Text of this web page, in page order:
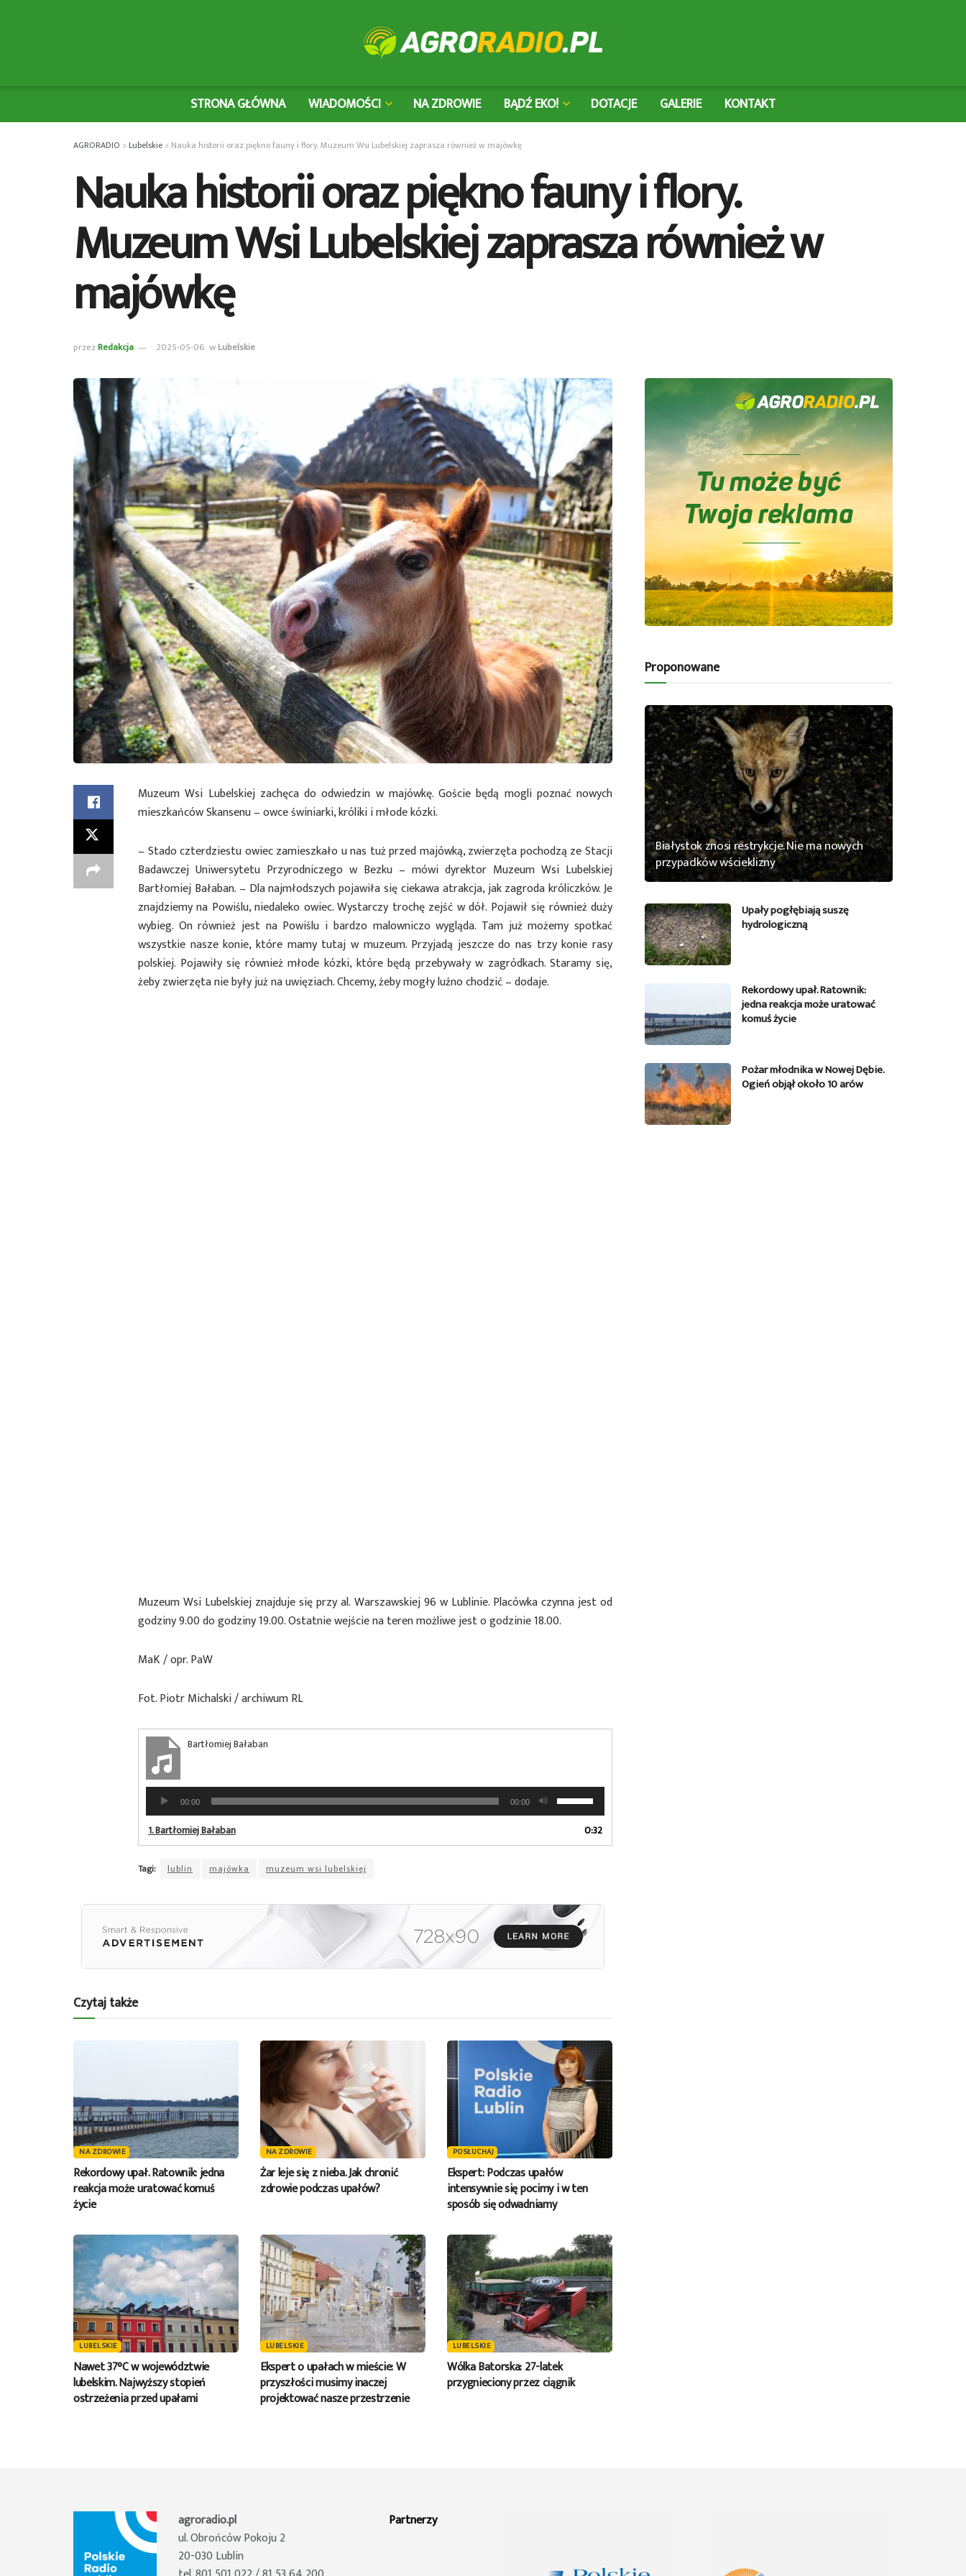
STRONA GŁÓWNA WIADOMOŚCI NA ZDROWIE BĄDŹ EKO! DOTACJE GALERIE KONTAKT
AGRORADIO >Lubelskie > Nauka historii oraz piękno fauny i flory. Muzeum Wsi Lubelskiej zaprasza również w majówkę
Nauka historii oraz piękno fauny i flory.
Muzeum Wsi Lubelskiej zaprasza również w
majówkę
przezRedakcja 2025-05-06 wLubelskie
Muzeum Wsi Lubelskiej zachęca do odwiedzin w majówkę. Goście będą mogli poznać nowych
mieszkańców Skansenu – owce świniarki, króliki i młode kózki.
– Stado czterdziestu owiec zamieszkało u nas tuż przed majówką, zwierzęta pochodzą ze Stacji
Badawczej Uniwersytetu Przyrodniczego w Bezku – mówi dyrektor Muzeum Wsi Lubelskiej
Bartłomiej Bałaban. – Dla najmłodszych pojawiła się ciekawa atrakcja, jak zagroda króliczków. Je
znajdziemy na Powiślu, niedaleko owiec. Wystarczy trochę zejść w dół. Pojawił się również duży
wybieg. On również jest na Powiślu i bardzo malowniczo wygląda. Tam już możemy spotkać
wszystkie nasze konie, które mamy tutaj w muzeum. Przyjadą jeszcze do nas trzy konie rasy
polskiej. Pojawiły się również młode kózki, które będą przebywały w zagródkach. Staramy się,
żeby zwierzęta nie były już na uwięziach. Chcemy, żeby mogły luźno chodzić – dodaje.
Muzeum Wsi Lubelskiej znajduje się przy al. Warszawskiej 96 w Lublinie. Placówka czynna jest od
godziny 9.00 do godziny 19.00. Ostatnie wejście na teren możliwe jest o godzinie 18.00.
MaK / opr. PaW
Fot. Piotr Michalski / archiwum RL
Bartłomiej Bałaban
Odtwarzacz
plików
dźwiękowych
00:00 00:00
strzałek
zwiększyć
lub
zmniejszyć
1.Bartłomiej Bałaban 0:32
Tagi: lublin majówka muzeum wsi lubelskiej
Czytaj także
NA ZDROWIE
Rekordowy upał. Ratownik: jedna
reakcja może uratować komuś
życie
NA ZDROWIE
Żar leje się z nieba. Jak chronić
zdrowie podczas upałów?
POSŁUCHAJ
Ekspert: Podczas upałów
intensywnie się pocimy i w ten
sposób się odwadniamy
LUBELSKIE
Nawet 37°C w województwie
lubelskim. Najwyższy stopień
ostrzeżenia przed upałami
LUBELSKIE
Ekspert o upałach w mieście: W
przyszłości musimy inaczej
projektować nasze przestrzenie
LUBELSKIE
Wólka Batorska: 27-latek
przygnieciony przez ciągnik
Proponowane
Białystok znosi restrykcje. Nie ma nowych
przypadków wścieklizny
Upały pogłębiają suszę
hydrologiczną
Rekordowy upał. Ratownik:
jedna reakcja może uratować
komuś życie
Pożar młodnika w Nowej Dębie.
Ogień objął około 10 arów
agroradio.pl
ul. Obrońców Pokoju 2
20-030 Lublin
Partnerzy